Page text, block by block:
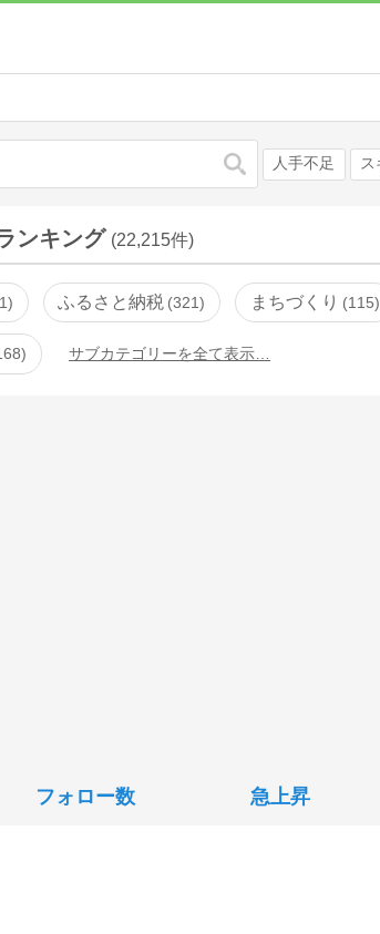
検索 人手不足 ス
ンキング (22,215件)
ふるさと納税 321 まちづくり 115
サブカテゴリーを全て表示…
フォロー数 急上昇